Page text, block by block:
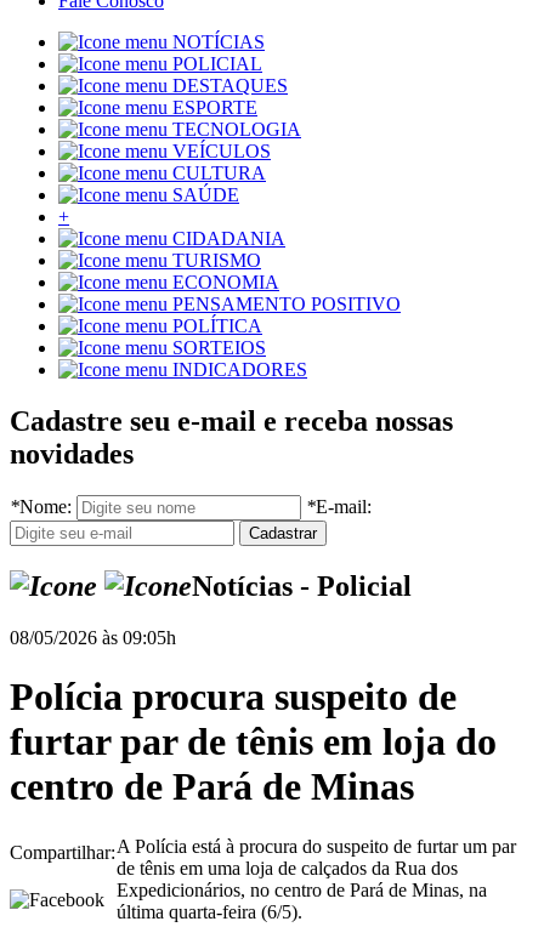
NOTÍCIAS
POLICIAL
DESTAQUES
ESPORTE
TECNOLOGIA
VEÍCULOS
CULTURA
SAÚDE
+
CIDADANIA
TURISMO
ECONOMIA
PENSAMENTO POSITIVO
POLÍTICA
SORTEIOS
INDICADORES
Cadastre seu e-mail e receba nossas
novidades
*Nome: *E-mail:
Notícias - Policial
08/05/2026 às 09:05h
Polícia procura suspeito de
furtar par de tênis em loja do
centro de Pará de Minas
Compartilhar:A Polícia está à procura do suspeito de furtar um par
de tênis em uma loja de calçados da Rua dos
Expedicionários, no centro de Pará de Minas, na
última quarta-feira (6/5).